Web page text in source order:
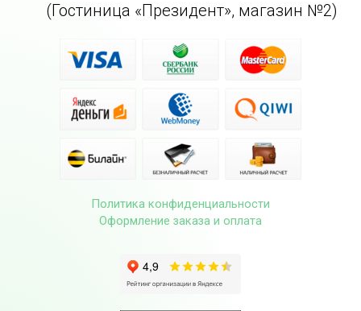
(Гостиница «Президент», магазин №2)
Политика конфиденциальности
Оформление заказа и оплата